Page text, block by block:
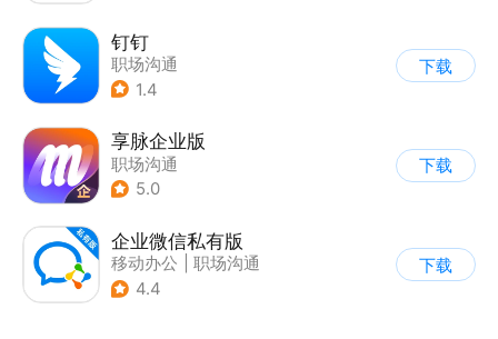
钉钉
职场沟通
1.4
下载
享脉企业版
职场沟通
5.0
下载
企业微信私有版
移动办公
职场沟通
4.4
下载